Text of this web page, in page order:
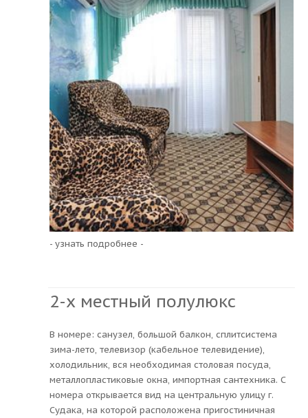
- узнать подробнее -
2-х местный полулюкс
В номере: санузел, большой балкон, сплитсистема
зима-лето, телевизор (кабельное телевидение),
холодильник, вся необходимая столовая посуда,
металлопластиковые окна, импортная сантехника. С
номера открывается вид на центральную улицу г.
Судака, на которой расположена пригостиничная